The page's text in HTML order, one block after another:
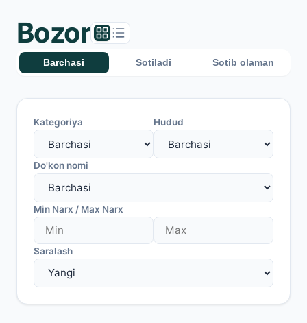
Bozor
Barchasi Sotiladi Sotib olaman
Kategoriya Hudud
Do'kon nomi
Min Narx / Max Narx
Saralash